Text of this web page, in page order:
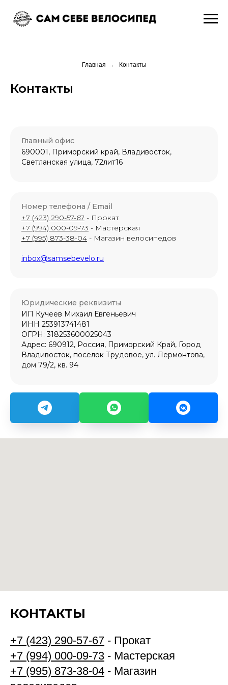
Главная → Контакты
Контакты
Главный офис
690001, Приморский край, Владивосток,
Светланская улица, 72лит16
Номер телефона / Email
+7 (423) 290-57-67 - Прокат
+7 (994) 000-09-73 - Мастерская
+7 (995) 873-38-04 - Магазин велосипедов
inbox@samsebevelo.ru
Юридические реквизиты
ИП Кучеев Михаил Евгеньевич
ИНН 253913741481
ОГРН: 318253600025043
Адрес: 690912, Россия, Приморский Край, Город
Владивосток, поселок Трудовое, ул. Лермонтова,
дом 79/2, кв. 94
КОНТАКТЫ
+7 (423) 290-57-67 - Прокат
+7 (994) 000-09-73 - Мастерская
+7 (995) 873-38-04 - Магазин